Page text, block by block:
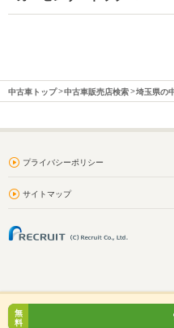
中古車トップ 中古車販売店検索 埼玉県の
プライバシーポリシー
サイトマップ
無
料